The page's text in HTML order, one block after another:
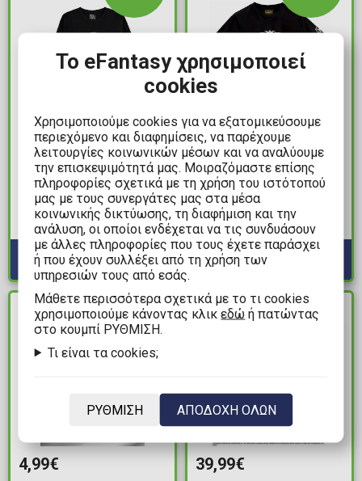
20,00€
Skull and Bones -
Crossbones Black T-
Shirt
Διαθέσιμα: 3
29,99€
World of Warcraft -
Alliance Classic Black T-
Shirt (M)
Διαθέσιμα: 2
ΔΙΑΘΕΣΙΜΟ
4,99€
ΔΙΑΘΕΣΙΜΟ
39,99€
Το eFantasy χρησιμοποιεί
cookies
Χρησιμοποιούμε cookies για να εξατομικεύσουμε
περιεχόμενο και διαφημίσεις, να παρέχουμε
λειτουργίες κοινωνικών μέσων και να αναλύουμε
την επισκεψιμότητά μας. Μοιραζόμαστε επίσης
πληροφορίες σχετικά με τη χρήση του ιστότοπού
μας με τους συνεργάτες μας στα μέσα
κοινωνικής δικτύωσης, τη διαφήμιση και την
ανάλυση, οι οποίοι ενδέχεται να τις συνδυάσουν
με άλλες πληροφορίες που τους έχετε παράσχει
ή που έχουν συλλέξει από τη χρήση των
υπηρεσιών τους από εσάς.
Mάθετε περισσότερα σχετικά με το τι cookies
χρησιμοποιούμε κάνοντας κλικεδώ ή πατώντας
στο κουμπί ΡΥΘΜΙΣΗ.
Τι είναι τα cookies;
ΡΥΘΜΙΣΗ ΑΠΟΔΟΧΗ ΟΛΩΝ